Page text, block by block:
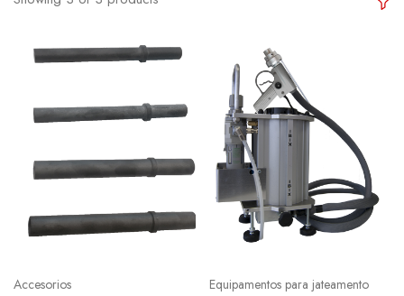
Accesorios Equipamentos para jateamento